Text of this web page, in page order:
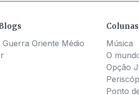
Guerra Oriente Médio
Música
O
Opção
Ponto